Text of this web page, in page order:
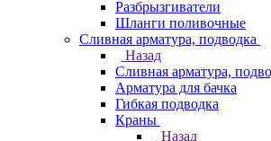
Разбрызгиватели
Шланги поливочные
Сливная арматура, подводка
Назад
Сливная арматура,
Арматура для бачка
Гибкая подводка
Краны
Назад